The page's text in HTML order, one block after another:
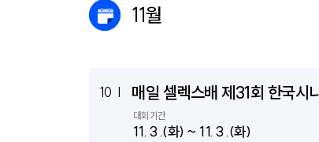
11월
10 매일 셀렉스배 제31회 한국시
대회기간
11. 3 .(화) ~ 11. 3 .(화)